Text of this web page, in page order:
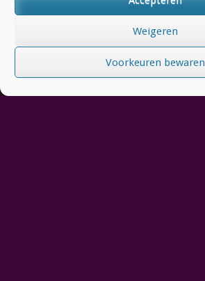
Weigeren
Voorkeuren bewaren
Springer & Smeets